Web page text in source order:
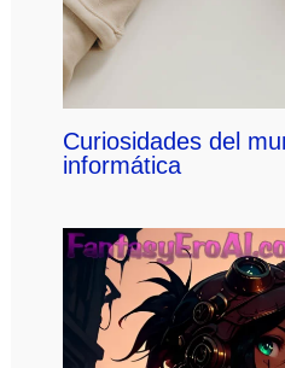
Curiosidades del
informática